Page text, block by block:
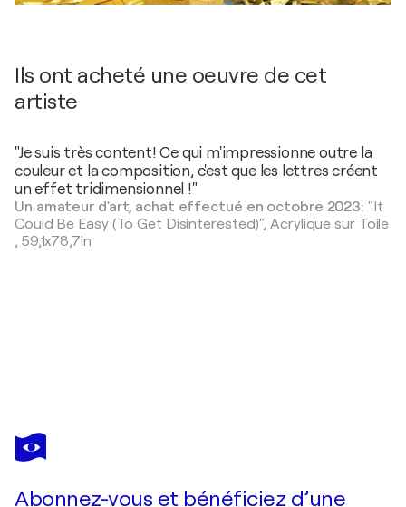
Ils ont acheté une oeuvre de cet
artiste
"Je suis très content! Ce qui m'impressionne outre la
couleur et la composition, c'est que les lettres créent
un effet tridimensionnel !"
Un amateur d'art, achat effectué en octobre 2023: "It
Could Be Easy (To Get Disinterested)",Acrylique sur Toile
, 59,1x78,7in
NIKI HARE
Ordinary
Abonnez-vous et bénéficiez d’une